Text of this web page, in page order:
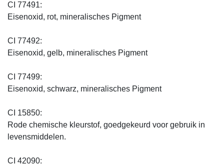
CI 77491:
Eisenoxid, rot, mineralisches Pigment
CI 77492:
Eisenoxid, gelb, mineralisches Pigment
CI 77499:
Eisenoxid, schwarz, mineralisches Pigment
CI 15850:
Rode chemische kleurstof, goedgekeurd voor gebruik in
levensmiddelen.
CI 42090: